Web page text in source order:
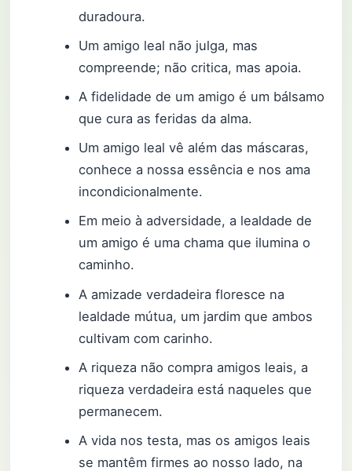
duradoura.
Um amigo leal não julga, mas
compreende; não critica, mas apoia.
A fidelidade de um amigo é um bálsamo
que cura as feridas da alma.
Um amigo leal vê além das máscaras,
conhece a nossa essência e nos ama
incondicionalmente.
Em meio à adversidade, a lealdade de
um amigo é uma chama que ilumina o
caminho.
A amizade verdadeira floresce na
lealdade mútua, um jardim que ambos
cultivam com carinho.
A riqueza não compra amigos leais, a
riqueza verdadeira está naqueles que
permanecem.
A vida nos testa, mas os amigos leais
se mantêm firmes ao nosso lado, na